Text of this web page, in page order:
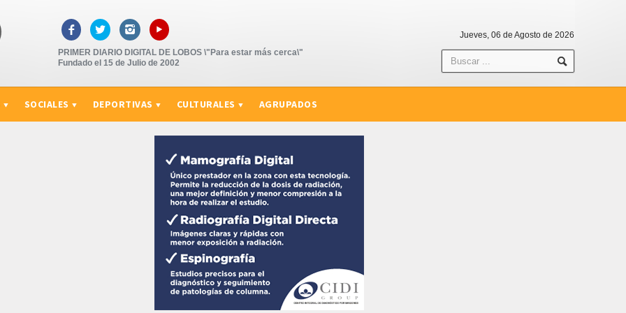
   ▸
PRIMER DIARIO DIGITAL DE LOBOS \"Para estar más cerca\"
Fundado el 15 de Julio de 2002
Jueves, 06 de Agosto de 2026
SOCIALES DEPORTIVAS CULTURALES AGRUPADOS